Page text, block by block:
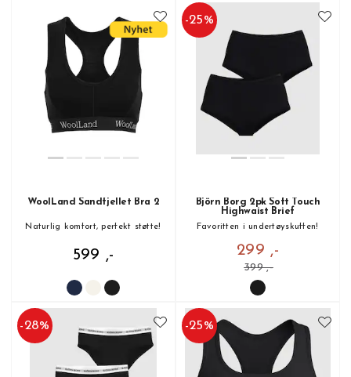
WoolLand Sandfjellet Bra 2
Naturlig komfort, perfekt støtte!
599 ,-
-25%
Björn Borg 2pk Soft Touch
Highwaist Brief
Favoritten i undertøyskuffen!
299 ,-
399 ,-
-28% -25%